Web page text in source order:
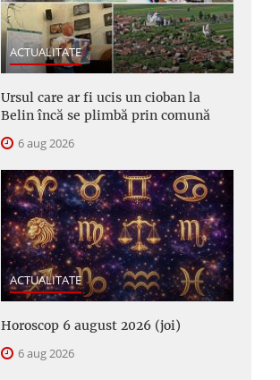
ACTUALITATE
Ursul care ar fi ucis un cioban la
Belin încă se plimbă prin comună
6 aug 2026
ACTUALITATE
Horoscop 6 august 2026 (joi)
6 aug 2026